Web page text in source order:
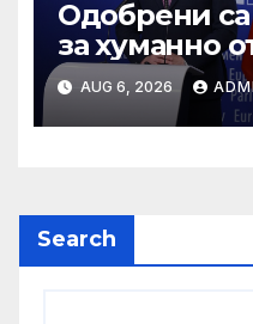
Одобрени
за хуманно
свине и
AUG 6, 2026
Search